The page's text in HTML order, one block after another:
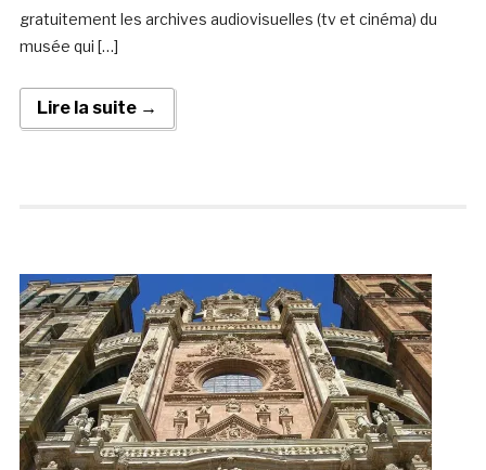
gratuitement les archives audiovisuelles (tv et cinéma) du
musée qui […]
Lire la suite →